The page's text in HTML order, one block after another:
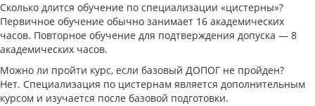
Сколько длится обучение по специализации «цистерны»?
Первичное обучение обычно занимает 16 академических
часов. Повторное обучение для подтверждения допуска — 8
академических часов.
Можно ли пройти курс, если базовый ДОПОГ не пройден?
Нет. Специализация по цистернам является дополнительным
курсом и изучается после базовой подготовки.